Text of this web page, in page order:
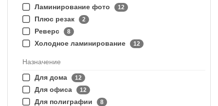
Ламинирование фото 12
Плюс резак 2
Реверс 8
Холодное ламинирование 12
Назначение
Для дома
12
Для офиса 12
Для полиграфии 8